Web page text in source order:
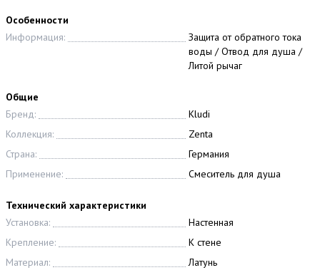
Особенности
Информация:
Защита от обратного тока
воды / Отвод для душа /
Литой рычаг
Общие
Бренд:
Kludi
Коллекция:
Zenta
Страна:
Германия
Применение:
Смеситель для душа
Технический характеристики
Установка:
Настенная
Крепление:
К стене
Материал:
Латунь